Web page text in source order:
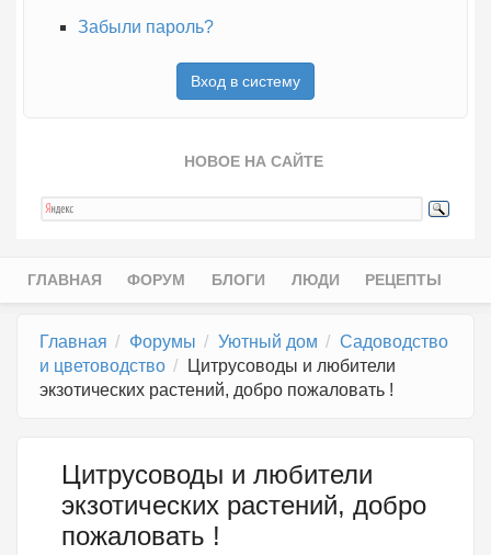
Забыли пароль?
НОВОЕ НА САЙТЕ
Главное меню
ГЛАВНАЯ ФОРУМ БЛОГИ ЛЮДИ РЕЦЕПТЫ
Главная Форумы Уютный дом
Садоводство
и цветоводство
Цитрусоводы и любители
экзотических растений, добро пожаловать !
Цитрусоводы и любители
экзотических растений, добро
пожаловать !